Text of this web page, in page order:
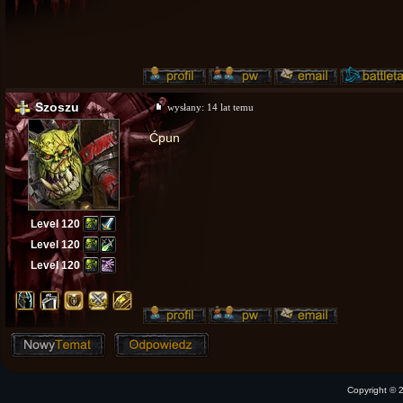
Szoszu
Level 120
Level 120
Level 120
wysłany: 14 lat temu
Ćpun
Copyright ©